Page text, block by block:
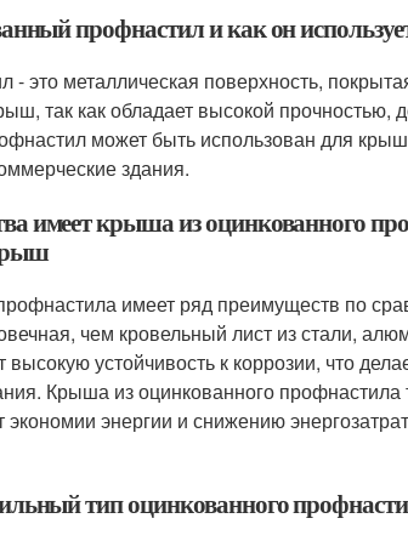
профнастил и как он
это металлическая поверхность,
так как обладает высокой прочностью,
может быть использован для
здания.
имеет крыша из оцинкованного
имеет ряд преимуществ по
чем кровельный лист из стали,
устойчивость к коррозии, что
Крыша из оцинкованного профнастила
экономии энергии и снижению
тип оцинкованного